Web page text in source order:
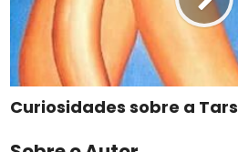
Curiosidades sobre a